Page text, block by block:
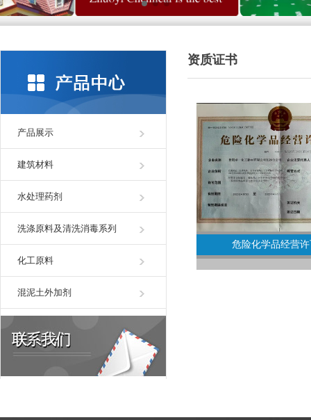
产品展示
建筑材料
水处理药剂
洗涤原料及清洗消毒系列
化工原料
混泥土外加剂
资质证书
危险化学品经营